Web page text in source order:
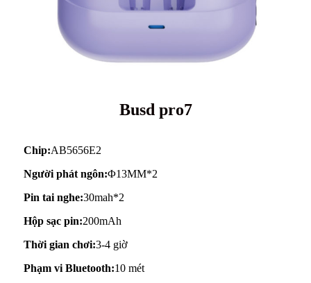
Busd pro7
Chip:AB5656E2
Người phát ngôn:Φ13MM*2
Pin tai nghe:30mah*2
Hộp sạc pin:200mAh
Thời gian chơi:3-4 giờ
Phạm vi Bluetooth:10 mét